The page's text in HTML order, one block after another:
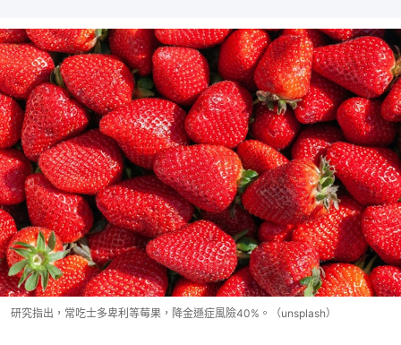
研究指出，常吃士多卑利等莓果，降金遜症風險40%。（unsplash）